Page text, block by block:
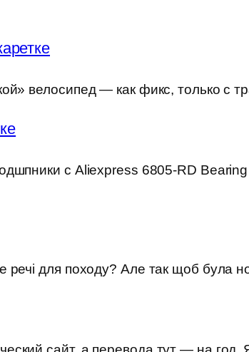
велосипед — как фикс, только с
с Aliexpress 6805-RD
речі для походу? Але так щоб була